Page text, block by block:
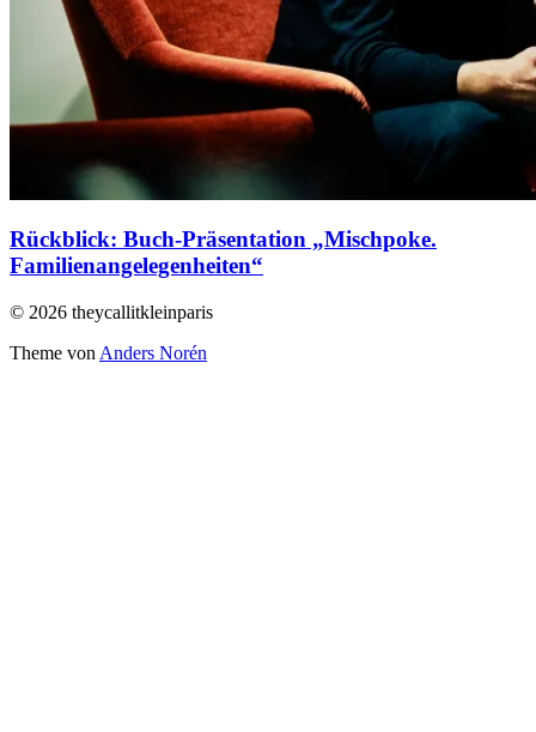
Rückblick: Buch-Präsentation „Mischpoke.
Familienangelegenheiten“
© 2026 theycallitkleinparis
Theme von Anders Norén